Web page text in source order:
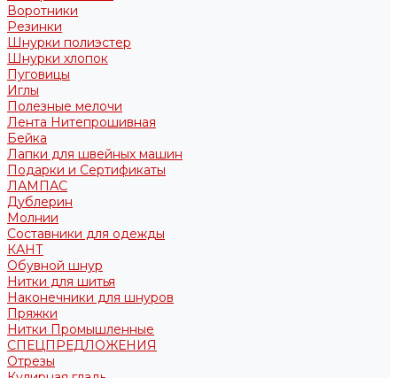
Воротники
Резинки
Шнурки полиэстер
Шнурки хлопок
Пуговицы
Иглы
Полезные мелочи
Лента Нитепрошивная
Бейка
Лапки для швейных машин
Подарки и Сертификаты
ЛАМПАС
Дублерин
Молнии
Составники для одежды
КАНТ
Обувной шнур
Нитки для шитья
Наконечники для шнуров
Пряжки
Нитки Промышленные
СПЕЦПРЕДЛОЖЕНИЯ
Отрезы